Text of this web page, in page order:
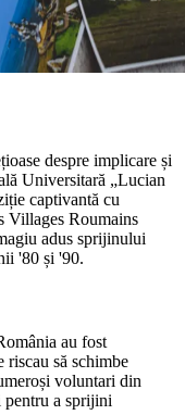
despre implicare și
Universitară „Lucian
captivantă cu
Villages Roumains
adus sprijinului
'80 și '90.
au fost
riscau să schimbe
voluntari din
pentru a sprijini